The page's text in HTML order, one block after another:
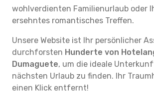
wohlverdienten Familienurlaub oder
ersehntes romantisches Treffen.
Unsere Website ist Ihr persönlicher
durchforsten Hunderte von
Dumaguete, um die ideale
nächsten Urlaub zu finden. Ihr
einen Klick entfernt!